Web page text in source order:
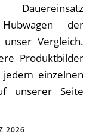
der
Vergleich.
Produktbilder
einzelnen
unserer Seite
2026